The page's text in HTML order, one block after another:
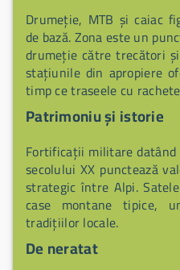
Drumeție, MTB și caiac
de bază. Zona este un
drumeție către trecători
stațiunile din apropiere
timp ce traseele cu
Patrimoniu și istorie
Fortificații militare
secolului XX punctează
strategic între Alpi.
case montane tipice,
tradițiilor locale.
De neratat